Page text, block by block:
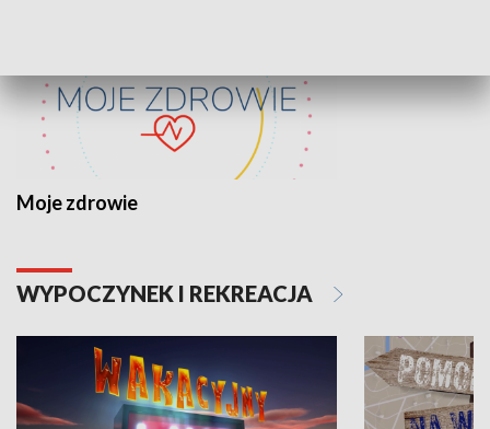
Moje zdrowie
WYPOCZYNEK I REKREACJA